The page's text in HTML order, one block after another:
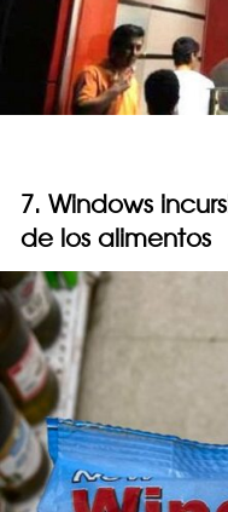
7. Windows
de los alimentos